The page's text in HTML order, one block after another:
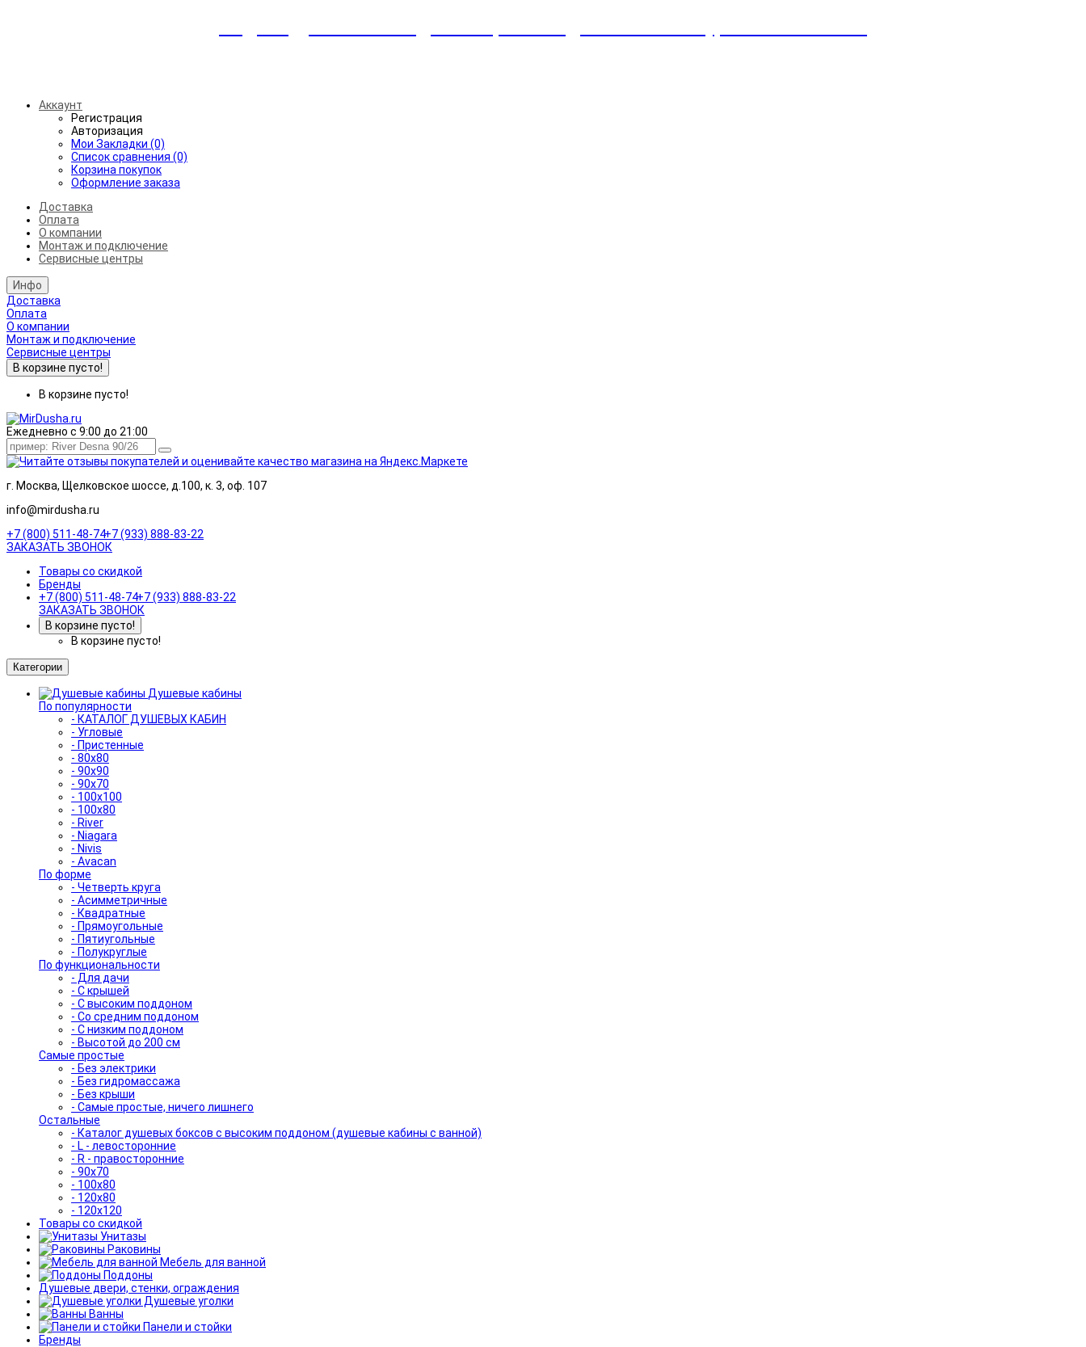
Аккаунт
Регистрация
Авторизация
Мои Закладки (0)
Список сравнения (0)
Корзина покупок
Оформление заказа
Доставка
Оплата
О компании
Монтаж и подключение
Сервисные центры
Инфо
Доставка
Оплата
О компании
Монтаж и подключение
Сервисные центры
В корзине пусто!
В корзине пусто!
Ежедневно с 9:00 до 21:00
г. Москва, Щелковское шоссе, д.100, к. 3, оф. 107
info@mirdusha.ru
+7 (800) 511-48-74+7 (933) 888-83-22
ЗАКАЗАТЬ ЗВОНОК
Товары со скидкой
Бренды
+7 (800) 511-48-74+7 (933) 888-83-22
ЗАКАЗАТЬ ЗВОНОК
В корзине пусто!
В корзине пусто!
Категории
Душевые кабины
По популярности
- КАТАЛОГ ДУШЕВЫХ КАБИН
- Угловые
- Пристенные
- 80x80
- 90x90
- 90x70
- 100x100
- 100x80
- River
- Niagara
- Nivis
- Avacan
По форме
- Четверть круга
- Асимметричные
- Квадратные
- Прямоугольные
- Пятиугольные
- Полукруглые
По функциональности
- Для дачи
- С крышей
- С высоким поддоном
- Со средним поддоном
- С низким поддоном
- Высотой до 200 см
Самые простые
- Без электрики
- Без гидромассажа
- Без крыши
- Самые простые, ничего лишнего
Остальные
- Каталог душевых боксов с высоким поддоном (душевые кабины с ванной)
- L - левосторонние
- R - правосторонние
- 90x70
- 100x80
- 120x80
- 120x120
Товары со скидкой
Унитазы
Раковины
Мебель для ванной
Поддоны
Душевые двери, стенки, ограждения
Душевые уголки
Ванны
Панели и стойки
Бренды